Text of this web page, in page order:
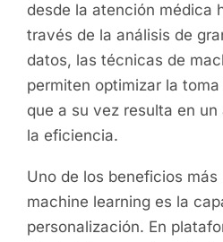
desde la atención médica
través de la análisis de
datos, las técnicas de
permiten optimizar la
que a su vez resulta en
la eficiencia.
Uno de los beneficios más
machine learning es la
personalización. En